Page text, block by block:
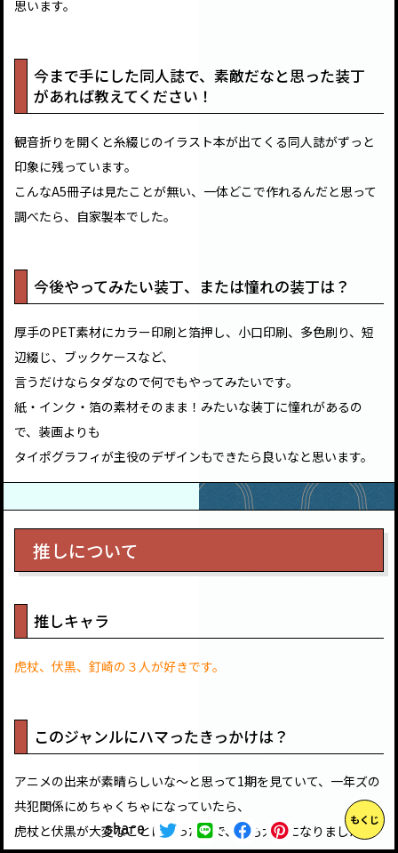
思います。
今まで手にした同人誌で、素敵だなと思った装丁
があれば教えてください！
観音折りを開くと糸綴じのイラスト本が出てくる同人誌がずっと
印象に残っています。
こんなA5冊子は見たことが無い、一体どこで作れるんだと思って
調べたら、自家製本でした。
今後やってみたい装丁、または憧れの装丁は？
厚手のPET素材にカラー印刷と箔押し、小口印刷、多色刷り、短
辺綴じ、ブックケースなど、
言うだけならタダなので何でもやってみたいです。
紙・インク・箔の素材そのまま！みたいな装丁に憧れがあるの
で、装画よりも
タイポグラフィが主役のデザインもできたら良いなと思います。
推しについて
推しキャラ
虎杖、伏黒、釘崎の３人が好きです。
このジャンルにハマったきっかけは？
アニメの出来が素晴らしいな～と思って1期を見ていて、一年ズの
共犯関係にめちゃくちゃになっていたら、
虎杖と伏黒が大変なことになったので、私も大変になりました。
もくじ
share